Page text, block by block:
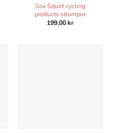
Sox Squirt cycling
products strumpor
199,00kr